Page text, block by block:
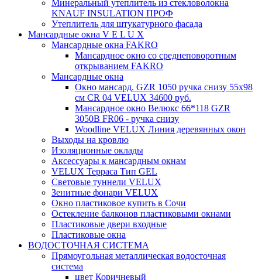
Минеральный утеплитель из стекловолокна
KNAUF INSULATION ПРОФ
Утеплитель для штукатурного фасада
Мансардные окна V E L U X
Мансардные окна FAKRO
Мансардное окно со среднеповоротным
открыванием FAKRO
Мансардные окна
Окно мансард. GZR 1050 ручка снизу 55х98
см CR 04 VELUX 34600 руб.
Мансардное окно Велюкс 66*118 GZR
3050B FR06 - ручка снизу
Woodline VELUX Линия деревянных окон
Выходы на кровлю
Изоляционные оклады
Аксессуары к мансардным окнам
VELUX Терраса Тип GEL
Световые туннели VELUX
Зенитные фонари VELUX
Окно пластиковое купить в Сочи
Остекление балконов пластиковыми окнами
Пластиковые двери входные
Пластиковые окна
ВОДОСТОЧНАЯ СИСТЕМА
Прямоугольная металлическая водосточная
система
цвет Коричневый